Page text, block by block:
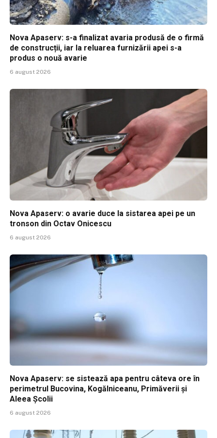
Nova Apaserv: s-a finalizat avaria produsă de o firmă
de construcții, iar la reluarea furnizării apei s-a
produs o nouă avarie
6 august 2026
Nova Apaserv: o avarie duce la sistarea apei pe un
tronson din Octav Onicescu
6 august 2026
Nova Apaserv: se sistează apa pentru câteva ore în
perimetrul Bucovina, Kogălniceanu, Primăverii și
Aleea Școlii
6 august 2026